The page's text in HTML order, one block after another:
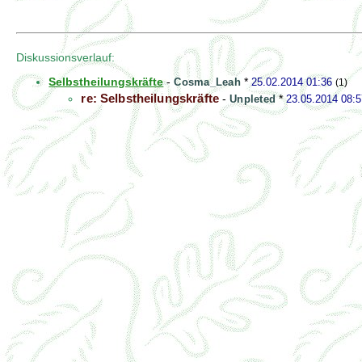
Diskussionsverlauf:
Selbstheilungskräfte-Cosma_Leah*25.02.2014 01:36 (1)
re: Selbstheilungskräfte- Unpleted*23.05.2014